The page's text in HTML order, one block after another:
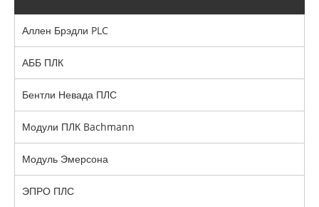
Аллен Брэдли PLC
АББ ПЛК
Бентли Невада ПЛС
Модули ПЛК Bachmann
Модуль Эмерсона
ЭПРО ПЛС